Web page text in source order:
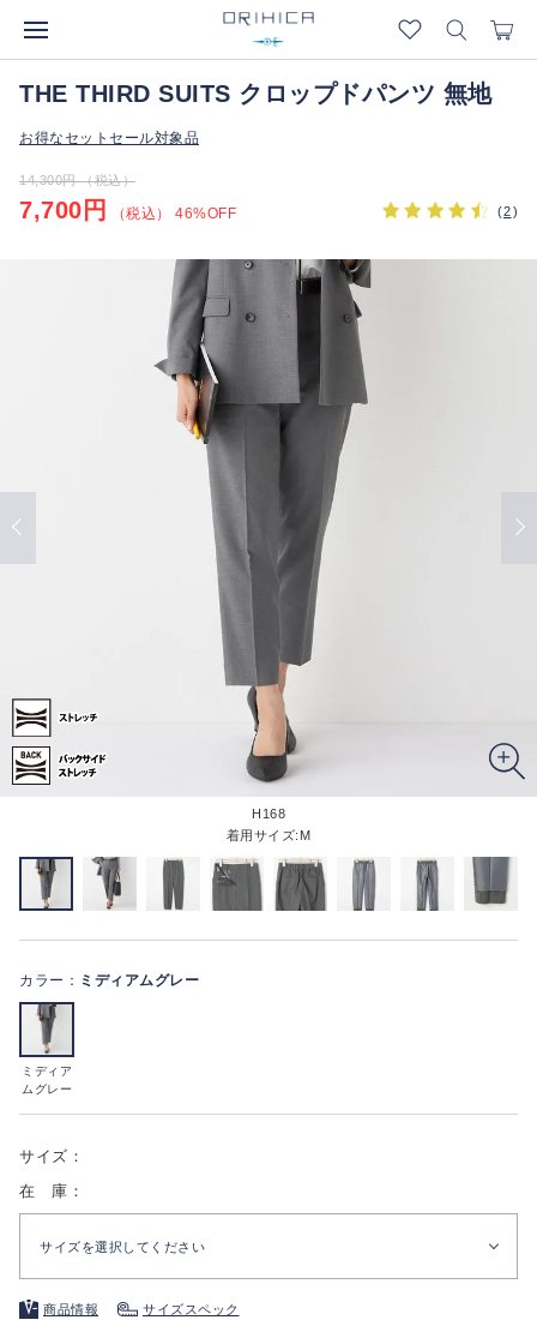
THE THIRD SUITS クロップドパンツ 無地
お得なセットセール対象品
14,300円 （税込）
7,700円 （税込） 46%OFF (2)
H168
着用サイズ:M
カラー： ミディアムグレー
ミディア
ムグレー
サイズ：
在 庫：
サイズを選択してください
商品情報 サイズスペック